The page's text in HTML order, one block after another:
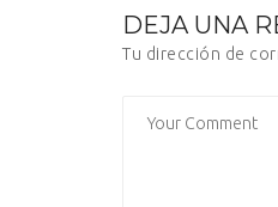
DEJA UNA
Tu dirección de